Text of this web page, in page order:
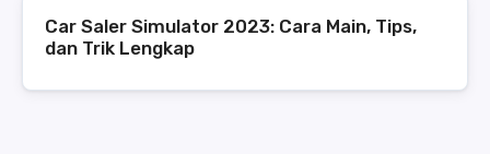
Car Saler Simulator 2023: Cara Main, Tips,
dan Trik Lengkap